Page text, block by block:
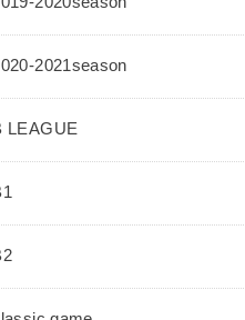
2021season
LEAGUE